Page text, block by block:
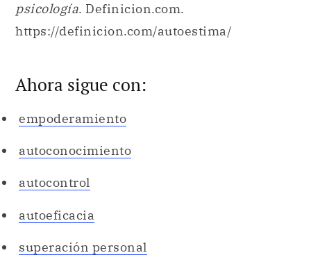
psicología. Definicion.com.
https://definicion.com/autoestima/
Ahora sigue con:
empoderamiento
autoconocimiento
autocontrol
autoeficacia
superación personal